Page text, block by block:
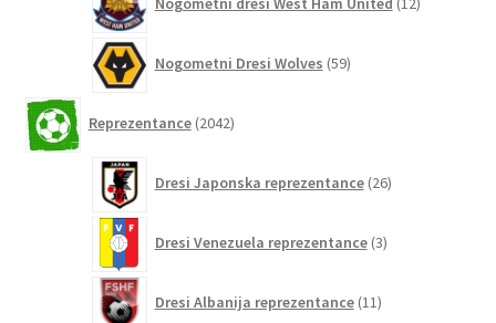
izdelkov
Nogometni Dresi Wolves 59izdelkov
Reprezentance 2042izdelkov
Dresi Japonska reprezentance 26izdelkov
Dresi Venezuela reprezentance 3izdelki
Dresi Albanija reprezentance 11izdelkov